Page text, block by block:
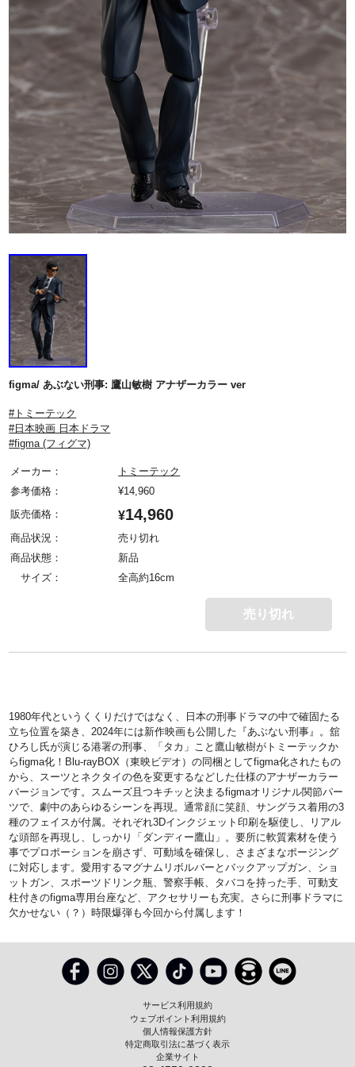
figma/ あぶない刑事: 鷹山敏樹 アナザーカラー ver
#トミーテック
#日本映画 日本ドラマ
#figma (フィグマ)
メーカー：
トミーテック
参考価格：
¥14,960
販売価格：
¥14,960
商品状況：
売り切れ
商品状態：
新品
サイズ：
全高約16cm
売り切れ
1980年代というくくりだけではなく、日本の刑事ドラマの中で確固たる
立ち位置を築き、2024年には新作映画も公開した『あぶない刑事』。舘
ひろし氏が演じる港署の刑事、「タカ」こと鷹山敏樹がトミーテックか
らfigma化！Blu-rayBOX（東映ビデオ）の同梱としてfigma化されたもの
から、スーツとネクタイの色を変更するなどした仕様のアナザーカラー
バージョンです。スムーズ且つキチッと決まるfigmaオリジナル関節パー
ツで、劇中のあらゆるシーンを再現。通常顔に笑顔、サングラス着用の3
種のフェイスが付属。それぞれ3Dインクジェット印刷を駆使し、リアル
な頭部を再現し、しっかり「ダンディー鷹山」。要所に軟質素材を使う
事でプロポーションを崩さず、可動域を確保し、さまざまなポージング
に対応します。愛用するマグナムリボルバーとバックアップガン、ショ
ットガン、スポーツドリンク瓶、警察手帳、タバコを持った手、可動支
柱付きのfigma専用台座など、アクセサリーも充実。さらに刑事ドラマに
欠かせない（？）時限爆弾も今回から付属します！
サービス利用規約
ウェブポイント利用規約
個人情報保護方針
特定商取引法に基づく表示
企業サイト